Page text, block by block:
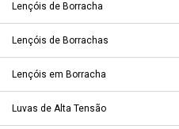
Lençóis de Borracha
Lençóis de Borrachas
Lençóis em Borracha
Luvas de Alta Tensão